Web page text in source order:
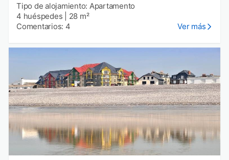
Tipo de alojamiento: Apartamento
4 huéspedes
28 m²
Comentarios: 4
Ver más